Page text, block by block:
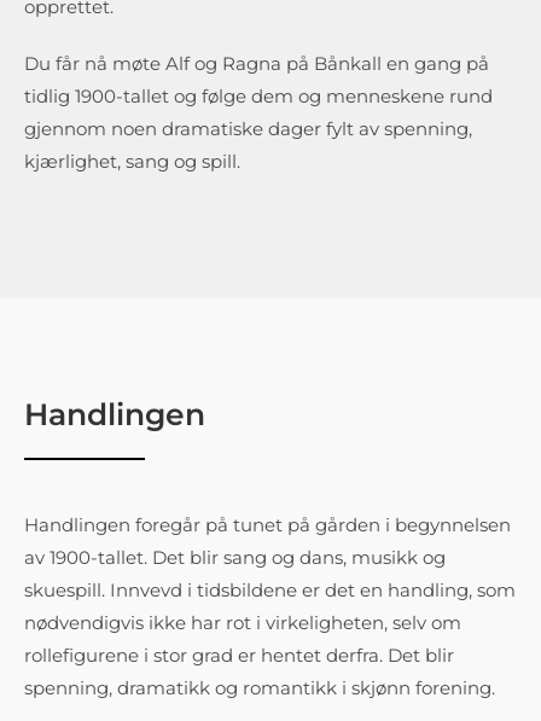
opprettet.
Du får nå møte Alf og Ragna på Bånkall en gang på
tidlig 1900-tallet og følge dem og menneskene rund
gjennom noen dramatiske dager fylt av spenning,
kjærlighet, sang og spill.
Handlingen
Handlingen foregår på tunet på gården i begynnelsen
av 1900-tallet. Det blir sang og dans, musikk og
skuespill. Innvevd i tidsbildene er det en handling, som
nødvendigvis ikke har rot i virkeligheten, selv om
rollefigurene i stor grad er hentet derfra. Det blir
spenning, dramatikk og romantikk i skjønn forening.